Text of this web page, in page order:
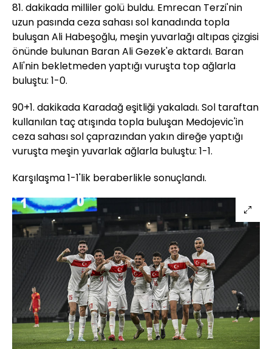
81. dakikada milliler golü buldu. Emrecan Terzi'nin
uzun pasında ceza sahası sol kanadında topla
buluşan Ali Habeşoğlu, meşin yuvarlağı altıpas çizgisi
önünde bulunan Baran Ali Gezek'e aktardı. Baran
Ali'nin bekletmeden yaptığı vuruşta top ağlarla
buluştu: 1-0.
90+1. dakikada Karadağ eşitliği yakaladı. Sol taraftan
kullanılan taç atışında topla buluşan Medojevic'in
ceza sahası sol çaprazından yakın direğe yaptığı
vuruşta meşin yuvarlak ağlarla buluştu: 1-1.
Karşılaşma 1-1'lik beraberlikle sonuçlandı.